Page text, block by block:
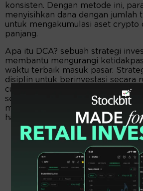
konsisten. Dengan metode ini,
menyisihkan dana dengan jumlah
untuk mengakumulasi aset crypto
panjang.
Apa itu DCA? sebuah strategi
membantu mengurangi
waktu terbaik masuk pasar.
disiplin untuk berinvestasi secara
cukup sederhana, hanya perlu
sejumlah dana untuk membeli
mingguan, bulanan, atau per
harga aset saat itu.